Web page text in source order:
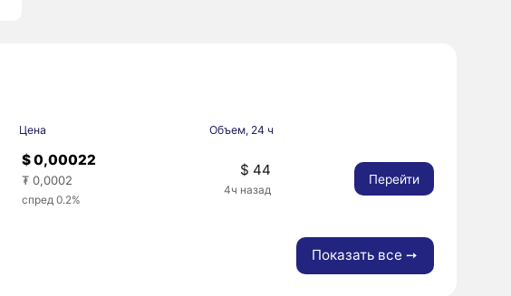
Цена Объем, 24 ч
$ 0,00022
₮ 0,0002
спред 0.2%
$ 44
4ч назад
Перейти
Показать все ➙